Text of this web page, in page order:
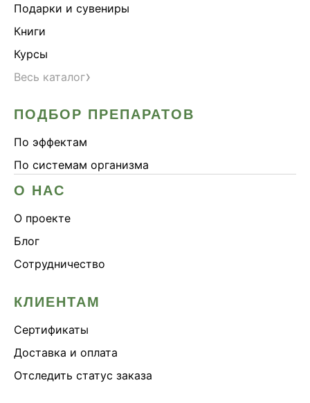
Подарки и сувениры
Книги
Курсы
Весь каталог›
ПОДБОР ПРЕПАРАТОВ
По эффектам
По системам организма
О НАС
О проекте
Блог
Сотрудничество
КЛИЕНТАМ
Сертификаты
Доставка и оплата
Отследить статус заказа